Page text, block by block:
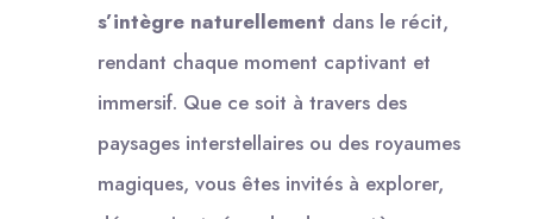
s’intègre naturellement dans le récit,
rendant chaque moment captivant et
immersif. Que ce soit à travers des
paysages interstellaires ou des royaumes
magiques, vous êtes invités à explorer,